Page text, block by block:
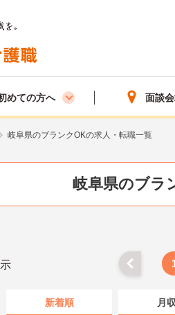
めての方へ 面談
岐阜県のブランクOKの求人・転職一覧
岐阜県のブラ
新着順 月